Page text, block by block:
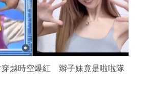
穿越時空爆紅 辮子妹竟是啦啦隊